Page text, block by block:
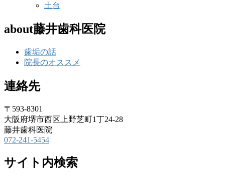
土台
about藤井歯科医院
歯垢の話
院長のオススメ
連絡先
〒593-8301
大阪府堺市西区上野芝町1丁24-28
藤井歯科医院
072-241-5454
サイト内検索